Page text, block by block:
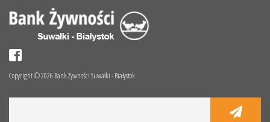
Copyright © 2026 Bank Żywności Suwałki - Białystok